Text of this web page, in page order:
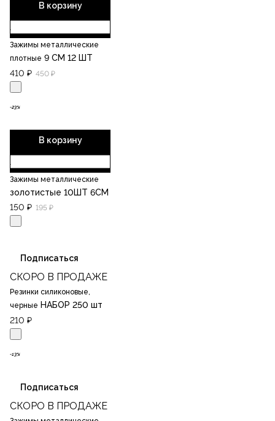
В корзину
Зажимы металлические
плотные 9 СМ 12 ШТ
410 ₽ 450 ₽
-23%
В корзину
Зажимы металлические
золотистые 10ШТ 6СМ
150 ₽ 195 ₽
Подписаться
СКОРО В ПРОДАЖЕ
Резинки силиконовые,
черные НАБОР 250 шт
210 ₽
-13%
Подписаться
СКОРО В ПРОДАЖЕ